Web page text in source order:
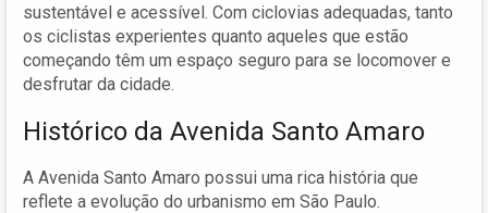
sustentável e acessível. Com ciclovias adequadas, tanto
os ciclistas experientes quanto aqueles que estão
começando têm um espaço seguro para se locomover e
desfrutar da cidade.
Histórico da Avenida Santo Amaro
A Avenida Santo Amaro possui uma rica história que
reflete a evolução do urbanismo em São Paulo.